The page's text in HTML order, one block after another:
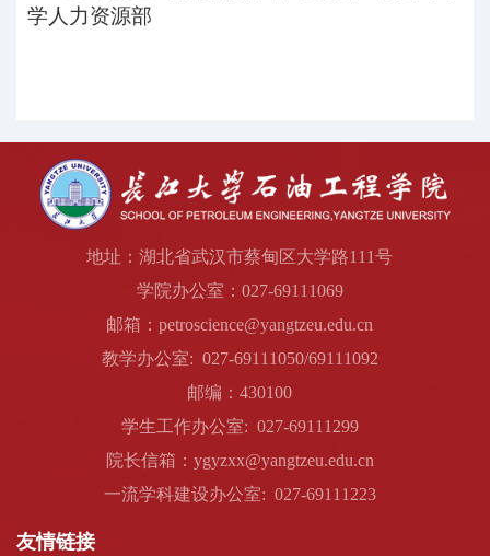
学人力资源部
地址：湖北省武汉市蔡甸区大学路111号
学院办公室：027-69111069
邮箱：petroscience@yangtzeu.edu.cn
教学办公室: 027-69111050/69111092
邮编：430100
学生工作办公室: 027-69111299
院长信箱：ygyzxx@yangtzeu.edu.cn
一流学科建设办公室: 027-69111223
友情链接